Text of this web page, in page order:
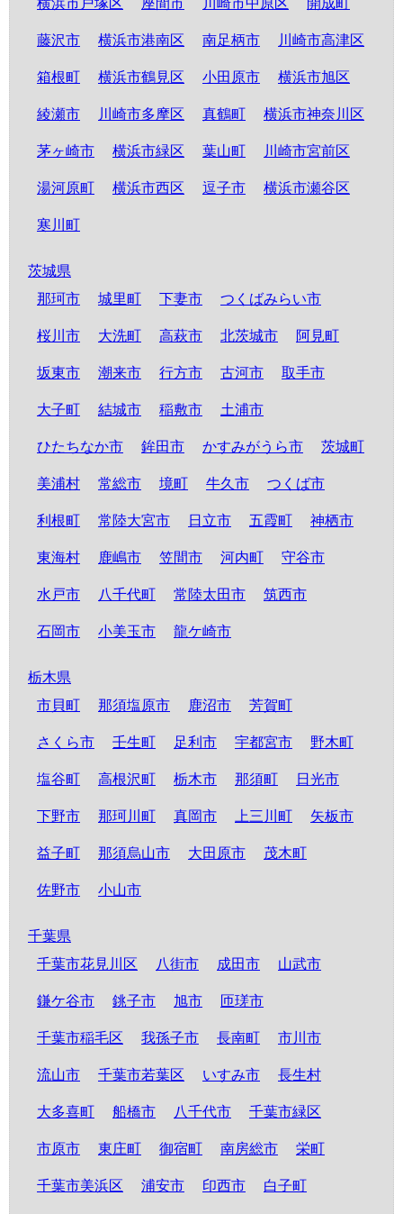
横浜市戸塚区 座間市 川崎市中原区 開成町
藤沢市 横浜市港南区 南足柄市 川崎市高津区
箱根町 横浜市鶴見区 小田原市 横浜市旭区
綾瀬市 川崎市多摩区 真鶴町 横浜市神奈川区
茅ヶ崎市 横浜市緑区 葉山町 川崎市宮前区
湯河原町 横浜市西区 逗子市 横浜市瀬谷区
寒川町
茨城県
那珂市
城里町 下妻市 つくばみらい市
桜川市 大洗町 高萩市 北茨城市 阿見町
坂東市 潮来市 行方市 古河市 取手市
大子町 結城市 稲敷市 土浦市
ひたちなか市 鉾田市 かすみがうら市 茨城町
美浦村 常総市 境町 牛久市 つくば市
利根町 常陸大宮市 日立市 五霞町 神栖市
東海村 鹿嶋市 笠間市 河内町 守谷市
水戸市 八千代町 常陸太田市 筑西市
石岡市 小美玉市 龍ケ崎市
栃木県
市貝町
那須塩原市 鹿沼市 芳賀町
さくら市 壬生町 足利市 宇都宮市 野木町
塩谷町 高根沢町 栃木市 那須町 日光市
下野市 那珂川町 真岡市 上三川町 矢板市
益子町 那須烏山市 大田原市 茂木町
佐野市 小山市
千葉県
千葉市花見川区
八街市 成田市 山武市
鎌ケ谷市 銚子市 旭市 匝瑳市
千葉市稲毛区 我孫子市 長南町 市川市
流山市 千葉市若葉区 いすみ市 長生村
大多喜町 船橋市 八千代市 千葉市緑区
市原市 東庄町 御宿町 南房総市 栄町
千葉市美浜区 浦安市 印西市 白子町